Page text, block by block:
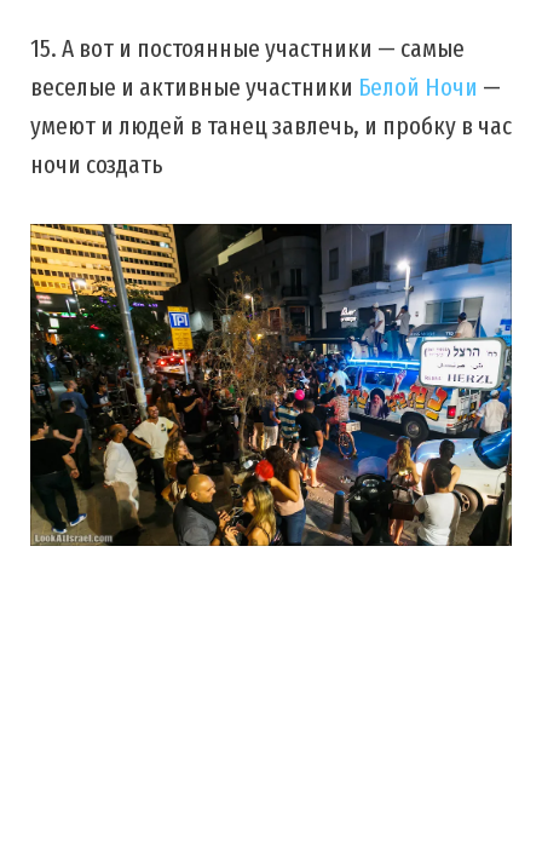
15. А вот и постоянные участники — самые
веселые и активные участники Белой Ночи —
умеют и людей в танец завлечь, и пробку в час
ночи создать